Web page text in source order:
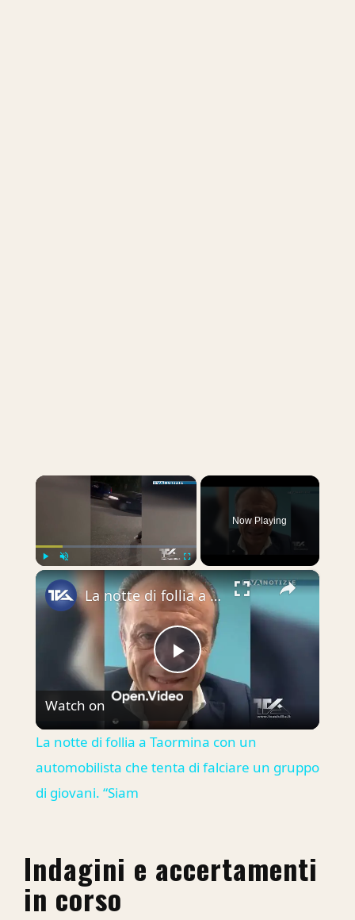
×
Play Unmute Fullscreen
Now Playing
×
Play
Video
La notte di follia a Taormina con un automobilista che tenta di falciare un gruppo di giovani. “Siam
Watch on
La notte di follia a Taormina con un
automobilista che tenta di falciare un gruppo
di giovani. “Siam
Indagini e accertamenti
in corso